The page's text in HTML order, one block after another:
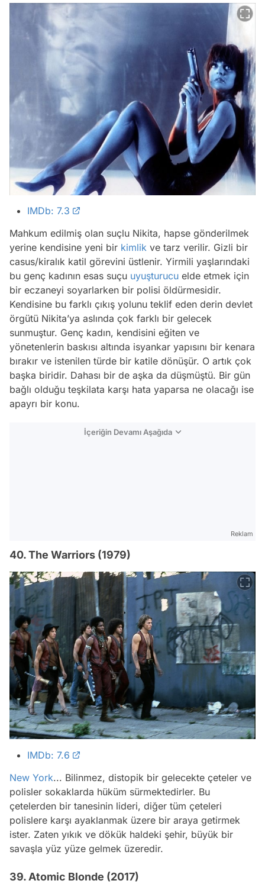
IMDb: 7.3
Mahkum edilmiş olan suçlu Nikita, hapse gönderilmek
yerine kendisine yeni bir kimlik ve tarz verilir. Gizli bir
casus/kiralık katil görevini üstlenir. Yirmili yaşlarındaki
bu genç kadının esas suçu uyuşturucu elde etmek için
bir eczaneyi soyarlarken bir polisi öldürmesidir.
Kendisine bu farklı çıkış yolunu teklif eden derin devlet
örgütü Nikita’ya aslında çok farklı bir gelecek
sunmuştur. Genç kadın, kendisini eğiten ve
yönetenlerin baskısı altında isyankar yapısını bir kenara
bırakır ve istenilen türde bir katile dönüşür. O artık çok
başka biridir. Dahası bir de aşka da düşmüştü. Bir gün
bağlı olduğu teşkilata karşı hata yaparsa ne olacağı ise
apayrı bir konu.
İçeriğin Devamı Aşağıda
Reklam
40. The Warriors (1979)
IMDb: 7.6
New York... Bilinmez, distopik bir gelecekte çeteler ve
polisler sokaklarda hüküm sürmektedirler. Bu
çetelerden bir tanesinin lideri, diğer tüm çeteleri
polislere karşı ayaklanmak üzere bir araya getirmek
ister. Zaten yıkık ve dökük haldeki şehir, büyük bir
savaşla yüz yüze gelmek üzeredir.
39. Atomic Blonde (2017)